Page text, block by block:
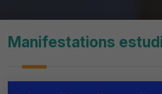
Manifestations